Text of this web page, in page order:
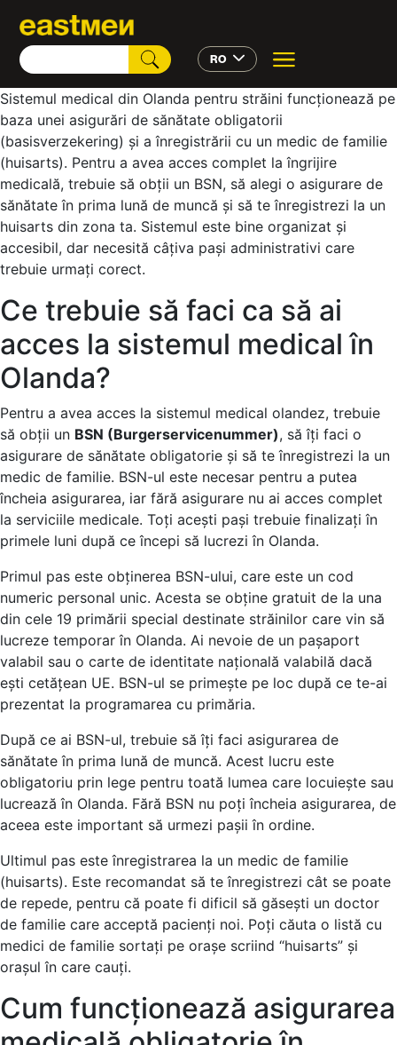
RO
Sistemul medical din Olanda pentru străini funcționează pe
baza unei asigurări de sănătate obligatorii
(basisverzekering) și a înregistrării cu un medic de familie
(huisarts). Pentru a avea acces complet la îngrijire
medicală, trebuie să obții un BSN, să alegi o asigurare de
sănătate în prima lună de muncă și să te înregistrezi la un
huisarts din zona ta. Sistemul este bine organizat și
accesibil, dar necesită câțiva pași administrativi care
trebuie urmați corect.
Ce trebuie să faci ca să ai
acces la sistemul medical în
Olanda?
Pentru a avea acces la sistemul medical olandez, trebuie
să obții un BSN (Burgerservicenummer), să îți faci o
asigurare de sănătate obligatorie și să te înregistrezi la un
medic de familie. BSN-ul este necesar pentru a putea
încheia asigurarea, iar fără asigurare nu ai acces complet
la serviciile medicale. Toți acești pași trebuie finalizați în
primele luni după ce începi să lucrezi în Olanda.
Primul pas este obținerea BSN-ului, care este un cod
numeric personal unic. Acesta se obține gratuit de la una
din cele 19 primării special destinate străinilor care vin să
lucreze temporar în Olanda. Ai nevoie de un pașaport
valabil sau o carte de identitate națională valabilă dacă
ești cetățean UE. BSN-ul se primește pe loc după ce te-ai
prezentat la programarea cu primăria.
După ce ai BSN-ul, trebuie să îți faci asigurarea de
sănătate în prima lună de muncă. Acest lucru este
obligatoriu prin lege pentru toată lumea care locuiește sau
lucrează în Olanda. Fără BSN nu poți încheia asigurarea, de
aceea este important să urmezi pașii în ordine.
Ultimul pas este înregistrarea la un medic de familie
(huisarts). Este recomandat să te înregistrezi cât se poate
de repede, pentru că poate fi dificil să găsești un doctor
de familie care acceptă pacienți noi. Poți căuta o listă cu
medici de familie sortați pe orașe scriind “huisarts” și
orașul în care cauți.
Cum funcționează asigurarea